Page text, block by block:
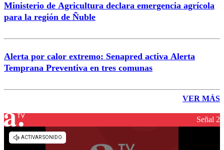
Ministerio de Agricultura declara emergencia agrícola
para la región de Ñuble
Alerta por calor extremo: Senapred activa Alerta
Temprana Preventiva en tres comunas
VER MÁS
Señal 2